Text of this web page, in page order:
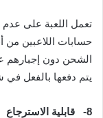
تعمل اللعبة على
حسابات اللاعبين من
الشحن دون إجبارهم
يتم دفعها بالفعل
8- قابلية الاسترجاع